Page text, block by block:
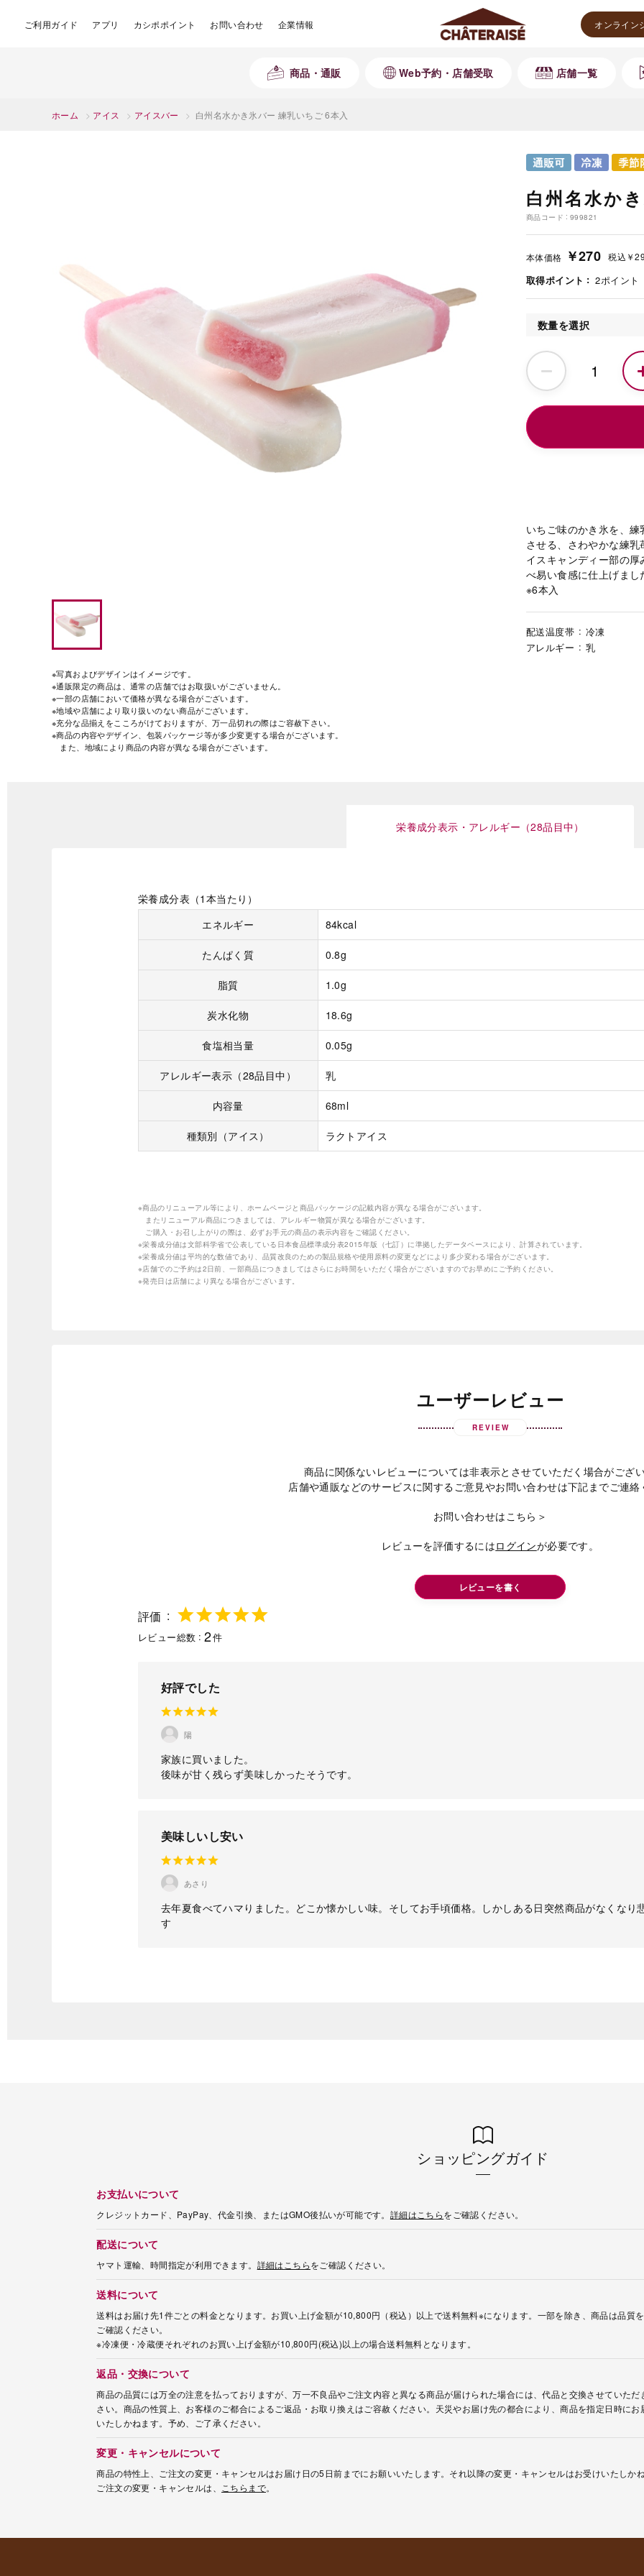
ご利用ガイド アプリ カシポポイント お問い合わせ 企業情報 オンライン
商品・通販 Web予約・店舗受取 店舗一覧
ホーム > アイス > アイスバー > 白州名水かき氷バー 練乳いちご 6本入
※写真およびデザインはイメージです。
※通販限定の商品は、通常の店舗ではお取扱いがございません。
※一部の店舗において価格が異なる場合がございます。
※地域や店舗により取り扱いのない商品がございます。
※充分な品揃えをこころがけておりますが、万一品切れの際はご容赦下さい。
※商品の内容やデザイン、包装パッケージ等が多少変更する場合がございます。
また、地域により商品の内容が異なる場合がございます。
白州名水か
商品コード 999821
本体価格 ￥270 税込 ￥
取得ポイント 2ポイント
数量を選択
いちご味のかき氷を、
させる、さわやかな練
イスキャンディー部の
べ易い食感に仕上げまし
※6本入
配送温度帯
冷凍
アレルギー
乳
栄養成分表示・アレルギー（28品目中）
栄養成分表（1本当たり）
エネルギー
84kcal
たんぱく質 0.8g
脂質 1.0g
炭水化物 18.6g
食塩相当量 0.05g
アレルギー表示（28品目中） 乳
内容量 68ml
種類別（アイス） ラクトアイス
※商品のリニューアル等により、ホームページと商品パッケージの記載内容が異なる場合がございます。
またリニューアル商品につきましては、アレルギー物質が異なる場合がございます。
ご購入・お召し上がりの際は、必ずお手元の商品の表示内容をご確認ください。
※栄養成分値は文部科学省で公表している日本食品標準成分表2015年版（七訂）に準拠したデータベースにより、計算されています。
※栄養成分値は平均的な数値であり、品質改良のための製品規格や使用原料の変更などにより多少変わる場合がございます。
※店舗でのご予約は2日前、一部商品につきましてはさらにお時間をいただく場合がございますのでお早めにご予約ください。
※発売日は店舗により異なる場合がございます。
ユーザーレビュー
REVIEW
評価
レビュー総数 2件
商品に関係ないレビューについては非表示とさせていただく場合がござい
店舗や通販などのサービスに関するご意見やお問い合わせは下記までご連絡
お問い合わせはこちら＞
レビューを評価するにはログインが必要です。
レビューを書く
好評でした
陽
家族に買いました。
後味が甘く残らず美味しかったそうです。
美味しいし安い
あさり
去年夏食べてハマりました。どこか懐かしい味。そしてお手頃価格。しかしある日突然商品がなくなり
す
ショッピングガイド
お支払いについて
クレジットカード、PayPay、代金引換、またはGMO後払いが可能です。 詳細はこちらをご確認ください。
配送について
ヤマト運輸、時間指定が利用できます。 詳細はこちらをご確認ください。
送料について
送料はお届け先1件ごとの料金となります。お買い上げ金額が10,800円（税込）以上で送料無料※になります。一部を除き、商品は品質
ご確認ください。
※冷凍便・冷蔵便それぞれのお買い上げ金額が10,800円(税込)以上の場合送料無料となります。
返品・交換について
商品の品質には万全の注意を払っておりますが、万一不良品やご注文内容と異なる商品が届けられた場合には、代品と交換させていた
さい。商品の性質上、お客様のご都合によるご返品・お取り換えはご容赦ください。天災やお届け先の都合により、商品を指定日時に
いたしかねます。予め、ご了承ください。
変更・キャンセルについて
商品の特性上、ご注文の変更・キャンセルはお届け日の5日前までにお願いいたします。それ以降の変更・キャンセルはお受けいたしか
ご注文の変更・キャンセルは、
こちらまで。